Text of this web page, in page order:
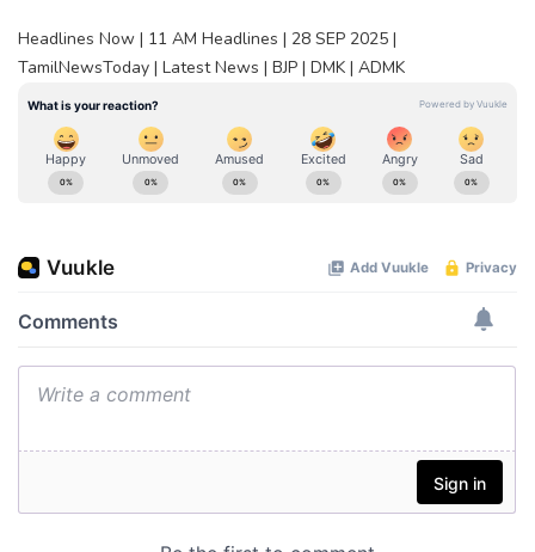
Headlines Now | 11 AM Headlines | 28 SEP 2025 |
TamilNewsToday | Latest News | BJP | DMK | ADMK